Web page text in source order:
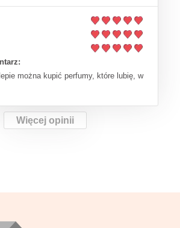
można kupić perfumy, które lubię, w
Więcej opinii